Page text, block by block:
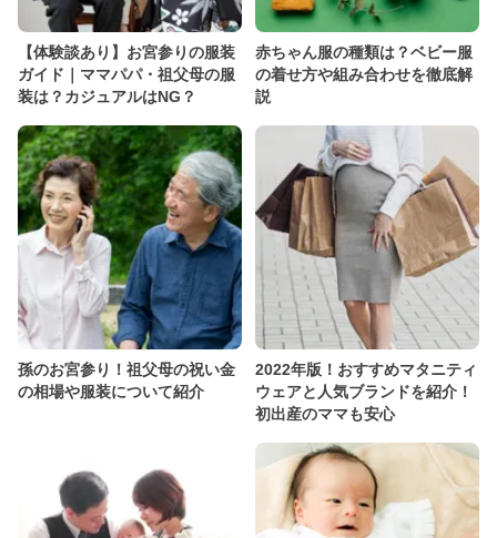
【体験談あり】お宮参りの服装
ガイド｜ママパパ・祖父母の服
装は？カジュアルはNG？
赤ちゃん服の種類は？ベビー服
の着せ方や組み合わせを徹底解
説
孫のお宮参り！祖父母の祝い金
の相場や服装について紹介
2022年版！おすすめマタニティ
ウェアと人気ブランドを紹介！
初出産のママも安心